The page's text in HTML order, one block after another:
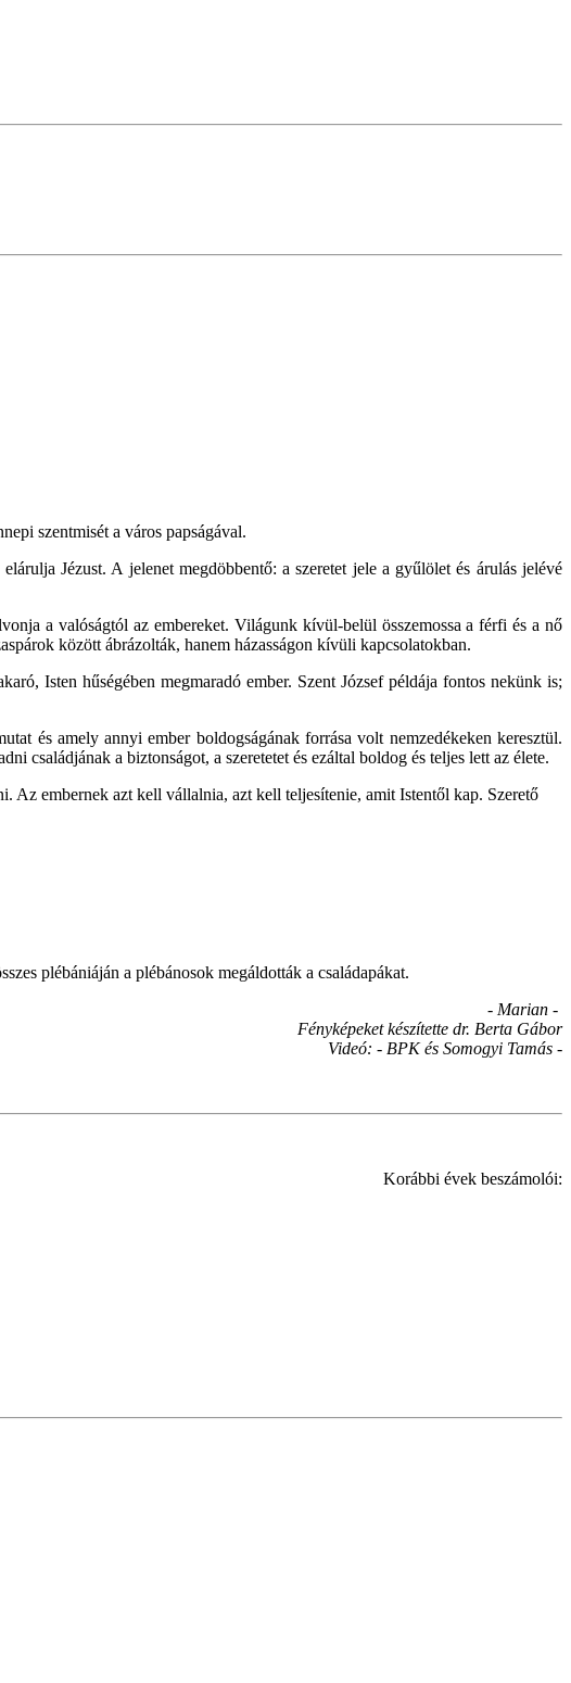
szentmisét a város papságával.
Jézust. A jelenet megdöbbentő: a szeretet jele a gyűlölet és árulás jelévé
a valóságtól az embereket. Világunk kívül-belül összemossa a férfi és a nő
között ábrázolták, hanem házasságon kívüli kapcsolatokban.
Isten hűségében megmaradó ember. Szent József példája fontos nekünk is;
és amely annyi ember boldogságának forrása volt nemzedékeken keresztül.
családjának a biztonságot, a szeretetet és ezáltal boldog és teljes lett az élete.
embernek azt kell vállalnia, azt kell teljesítenie, amit Istentől kap. Szerető
plébániáján a plébánosok megáldották a családapákat.
- Marian -
Fényképeket készítette dr. Berta Gábor
Videó: - BPK és Somogyi Tamás -
Korábbi évek beszámolói: